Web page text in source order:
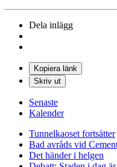
Dela inlägg
Kopiera länk
Skriv ut
Senaste
Kalender
Tunnelkaoset fortsätter
Bad avråds vid
Det händer i helgen